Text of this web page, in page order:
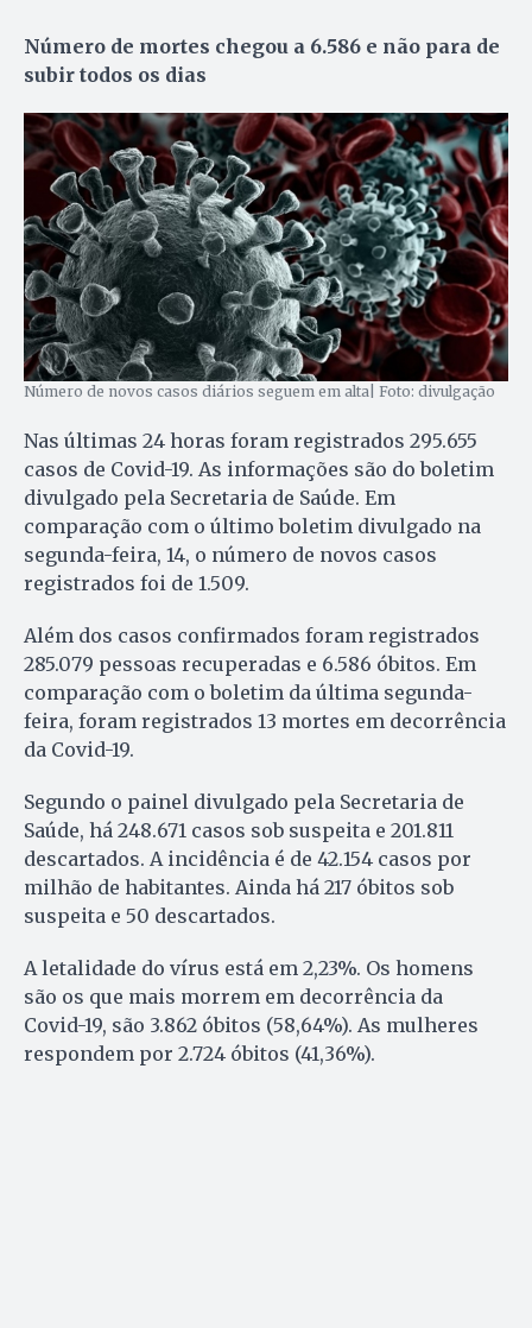
Número de mortes chegou a 6.586 e não para de
subir todos os dias
Número de novos casos diários seguem em alta| Foto: divulgação
Nas últimas 24 horas foram registrados 295.655
casos de Covid-19. As informações são do boletim
divulgado pela Secretaria de Saúde. Em
comparação com o último boletim divulgado na
segunda-feira, 14, o número de novos casos
registrados foi de 1.509.
Além dos casos confirmados foram registrados
285.079 pessoas recuperadas e 6.586 óbitos. Em
comparação com o boletim da última segunda-
feira, foram registrados 13 mortes em decorrência
da Covid-19.
Segundo o painel divulgado pela Secretaria de
Saúde, há 248.671 casos sob suspeita e 201.811
descartados. A incidência é de 42.154 casos por
milhão de habitantes. Ainda há 217 óbitos sob
suspeita e 50 descartados.
A letalidade do vírus está em 2,23%. Os homens
são os que mais morrem em decorrência da
Covid-19, são 3.862 óbitos (58,64%). As mulheres
respondem por 2.724 óbitos (41,36%).